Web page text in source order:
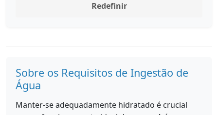
Redefinir
Sobre os Requisitos de Ingestão de
Água
Manter-se adequadamente hidratado é crucial